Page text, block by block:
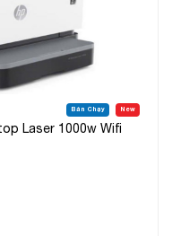
Bán Chạy New
Laser 1000w Wifi